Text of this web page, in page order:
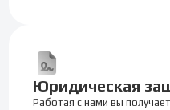
Юридическая
Работая с нами вы